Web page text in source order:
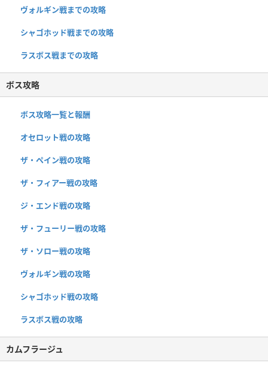
ヴォルギン戦までの攻略
シャゴホッド戦までの攻略
ラスボス戦までの攻略
ボス攻略
ボス攻略一覧と報酬
オセロット戦の攻略
ザ・ペイン戦の攻略
ザ・フィアー戦の攻略
ジ・エンド戦の攻略
ザ・フューリー戦の攻略
ザ・ソロー戦の攻略
ヴォルギン戦の攻略
シャゴホッド戦の攻略
ラスボス戦の攻略
カムフラージュ